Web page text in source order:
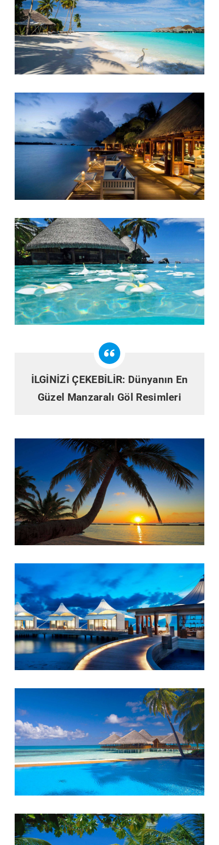
İLGİNİZİ ÇEKEBİLİR: Dünyanın En
Güzel Manzaralı Göl Resimleri